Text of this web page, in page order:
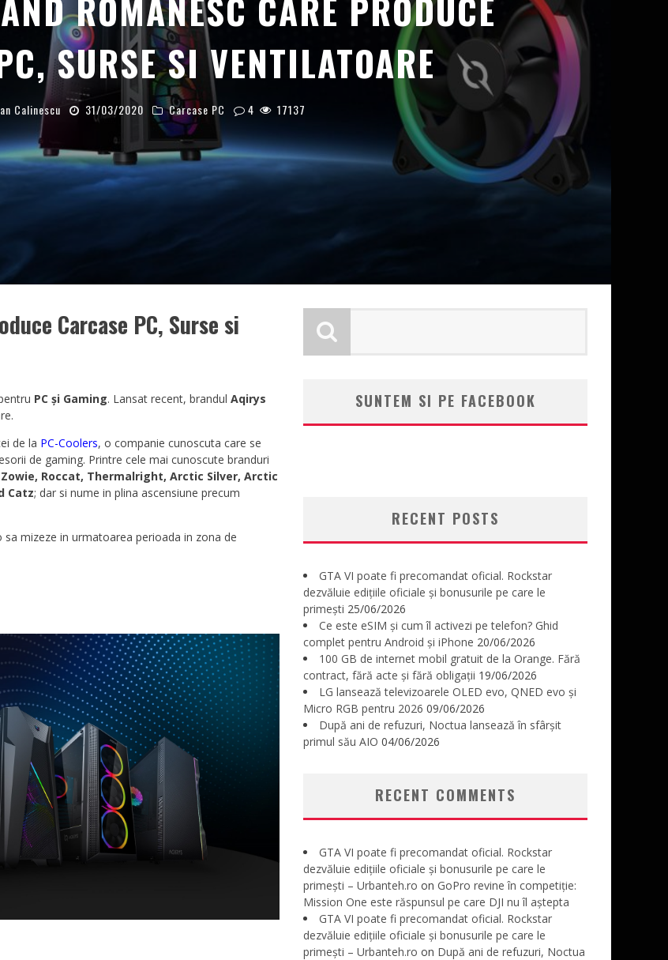
ROMANESC CARE PRODUCE
SURSE SI VENTILATOARE
Calinescu 31/03/2020 Carcase PC 4 17137
Carcase PC, Surse si
PC și Gaming. Lansat recent, brandul Aqirys
de la PC-Coolers, o companie cunoscuta care se
de gaming. Printre cele mai cunoscute branduri
Roccat, Thermalright, Arctic Silver, Arctic
Catz; dar si nume in plina ascensiune precum
mizeze in urmatoarea perioada in zona de
SUNTEM SI PE FACEBOOK
RECENT POSTS
GTA VI poate fi precomandat oficial. Rockstar
dezvăluie edițiile oficiale și bonusurile pe care le
primești 25/06/2026
Ce este eSIM și cum îl activezi pe telefon? Ghid
complet pentru Android și iPhone 20/06/2026
100 GB de internet mobil gratuit de la Orange. Fără
contract, fără acte și fără obligații 19/06/2026
LG lansează televizoarele OLED evo, QNED evo și
Micro RGB pentru 2026 09/06/2026
După ani de refuzuri, Noctua lansează în sfârșit
primul său AIO 04/06/2026
RECENT COMMENTS
GTA VI poate fi precomandat oficial. Rockstar
dezvăluie edițiile oficiale și bonusurile pe care le
primești – Urbanteh.ro on GoPro revine în competiție:
Mission One este răspunsul pe care DJI nu îl aștepta
GTA VI poate fi precomandat oficial. Rockstar
dezvăluie edițiile oficiale și bonusurile pe care le
primești – Urbanteh.ro on După ani de refuzuri, Noctua